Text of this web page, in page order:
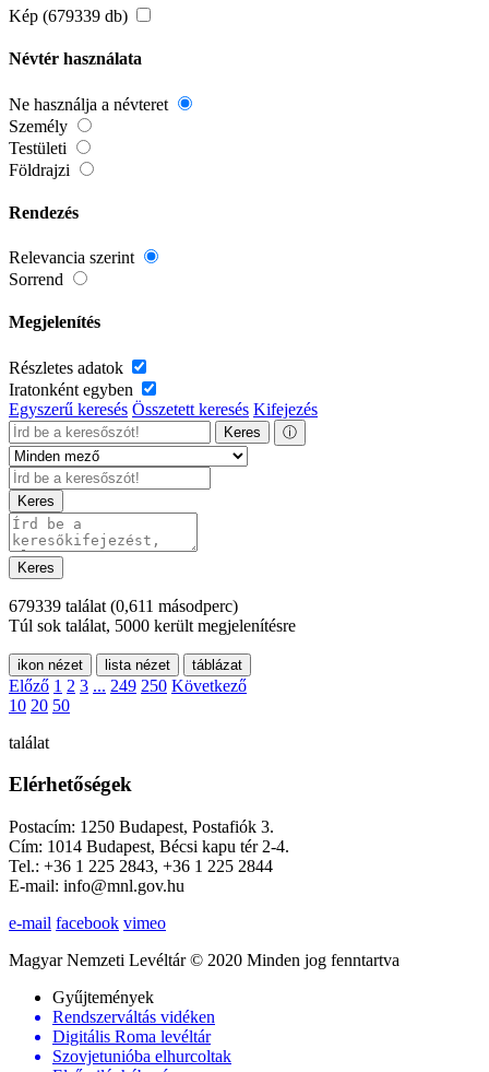
Kép (679339 db)
Névtér használata
Ne használja a névteret
Személy
Testületi
Földrajzi
Rendezés
Relevancia szerint
Sorrend
Megjelenítés
Részletes adatok
Iratonként egyben
Egyszerű keresés Összetett keresés Kifejezés
Keres ⓘ
Keres
Keres
679339 találat (0,611 másodperc)
Túl sok találat, 5000 került megjelenítésre
ikon nézet lista nézet táblázat
Előző 1 2 3 ... 249 250 Következő
10 20 50
találat
Elérhetőségek
Postacím: 1250 Budapest, Postafiók 3.
Cím: 1014 Budapest, Bécsi kapu tér 2-4.
Tel.: +36 1 225 2843, +36 1 225 2844
E-mail: info@mnl.gov.hu
e-mail facebook vimeo
Magyar Nemzeti Levéltár © 2020 Minden jog fenntartva
Gyűjtemények
Rendszerváltás vidéken
Digitális Roma levéltár
Szovjetunióba elhurcoltak